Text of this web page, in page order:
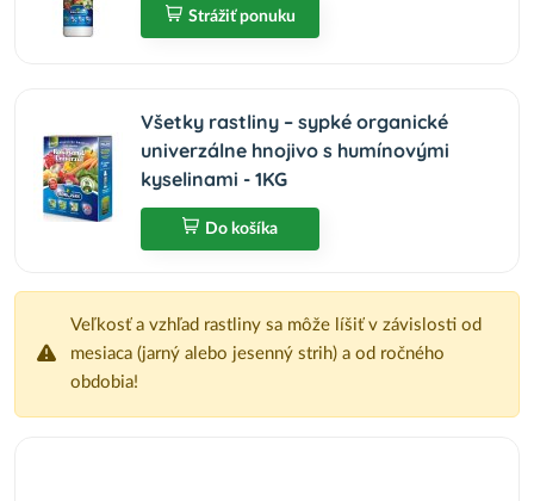
Strážiť ponuku
Všetky rastliny – sypké organické
univerzálne hnojivo s humínovými
kyselinami - 1KG
Do košíka
Veľkosť a vzhľad rastliny sa môže líšiť v závislosti od
mesiaca (jarný alebo jesenný strih) a od ročného
obdobia!